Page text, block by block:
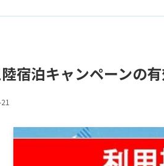
宿泊キャンペーンの